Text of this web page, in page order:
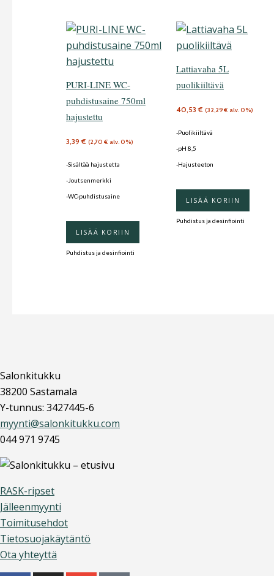
PURI-LINE WC-
puhdistusaine 750ml
hajustettu
3,39€ (2,70 € alv. 0%)
-Sisältää hajustetta
-Joutsenmerkki
-WC-puhdistusaine
LISÄÄ KORIIN
Puhdistus ja desinfiointi
Lattiavaha 5L
puolikiiltävä
40,53€ (32,29€ alv. 0%)
-Puolikiiltävä
-pH 8,5
-Hajusteeton
LISÄÄ KORIIN
Puhdistus ja desinfiointi
Salonkitukku
38200 Sastamala
Y-tunnus: 3427445-6
myynti@salonkitukku.com
044 971 9745
RASK-ripset
Jälleenmyynti
Toimitusehdot
Tietosuojakäytäntö
Ota yhteyttä